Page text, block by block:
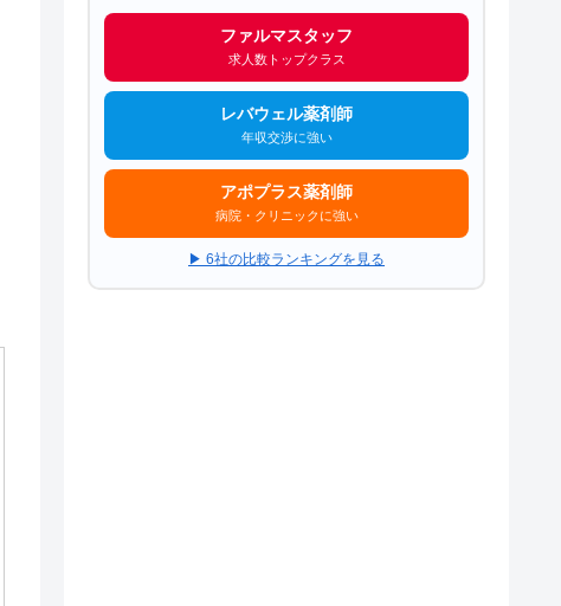
ファルマスタッフ
求人数トップクラス
レバウェル薬剤師
年収交渉に強い
アポプラス薬剤師
病院・クリニックに強い
▶ 6社の比較ランキングを見る